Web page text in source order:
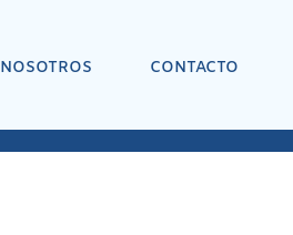
NOSOTROS CONTACTO